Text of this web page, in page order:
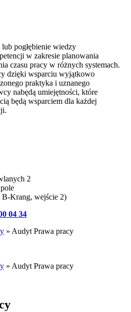
pogłębienie wiedzy
w zakresie planowania
czasu pracy w różnych systemach.
dzięki wsparciu wyjątkowo
praktyka i uznanego
nabędą umiejętności, które
będą wsparciem dla każdej
2
B-Krang, wejście 2)
04 34
» Audyt Prawa pracy
» Audyt Prawa pracy